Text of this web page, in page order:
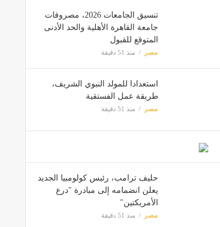
تنسيق الجامعات 2026، مصروفات
جامعة القاهرة الأهلية والحد الأدنى
المتوقع للقبول
مصر منذ 51 دقيقة
استعدادا للمولد النبوي الشريف،
طريقة عمل الفستقية
مصر منذ 51 دقيقة
حليف ترامب، رئيس كولومبيا الجديد
يعلن انضمامه إلى مبادرة "درع
الأمريكتين"
مصر منذ 51 دقيقة